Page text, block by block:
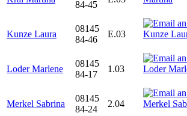
84-45
Kunze Laura
08145
84-46
E.03
Loder Marlene
08145
84-17
1.03
Merkel Sabrina
08145
84-24
2.04